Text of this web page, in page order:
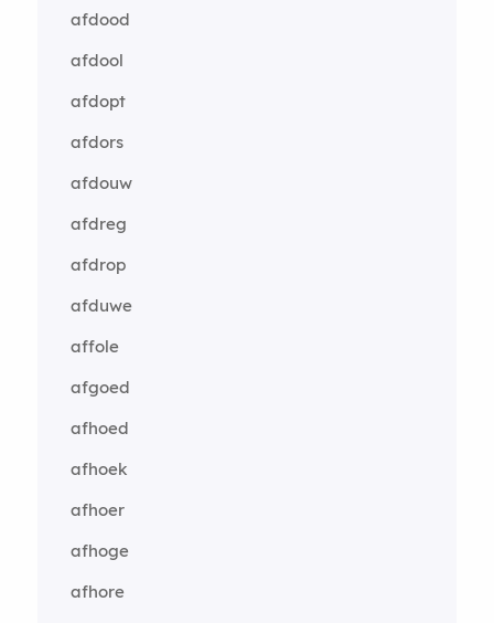
afdood
afdool
afdopt
afdors
afdouw
afdreg
afdrop
afduwe
affole
afgoed
afhoed
afhoek
afhoer
afhoge
afhore